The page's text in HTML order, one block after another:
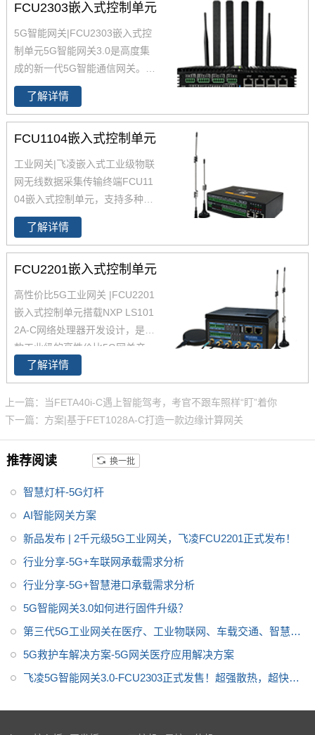
FCU2303嵌入式控制单元
5G智能网关|FCU2303嵌入式控
制单元5G智能网关3.0是高度集
成的新一代5G智能通信网关。
G智能网关高算力CPU，采用无
风扇设计，提供强大的边缘计算
能力的同时保证系统长时间稳定
运行。5G网关支持全网通5G模
广泛适用于智慧城市、智慧工
厂、智慧电力、智慧水务、智慧
农业、安防监控等行业。 软件采
的第三方组件Samba、Lighttp
d、虚拟化技术（Docker、LX
C、QEMU）、IPSEC、OpenSS
L等。提供开放的系统API，方便
用户二次开发。
了解详情
FCU1104嵌入式控制单元
工业网关|飞凌嵌入式工业级物联
网无线数据采集传输终端FCU11
04嵌入式控制单元，支持多种网
络协议；工业网关集成8路RS48
5 /RS232、2路以太网、4G、Wi
Fi、LoRa 等实用资源；Linux工
业网关支持二次开发；智能网关,
口防护设计，1.5KV隔离保护，E
SD 4级更稳定。网关多用于电力
监测，大气环境监测等。
了解详情
FCU2201嵌入式控制单元
高性价比5G工业网关 |FCU2201
嵌入式控制单元搭载NXP LS101
2A-C网络处理器开发设计，是一
款工业级的高性价比5G网关产
品，采用无风扇散热设计；CPU
主频1GHz，RAM 512MB，满足
一般边缘计算和数据转发的能
力；并支持Ubuntu18.04和Open
计；5G模组采用M.2封装可插拔
方式，可更换为4G模组做成本优
化；以及支持5个RS485接口，
适用于智慧工厂、智慧农业、智
慧城市、智慧医疗等领域，关于
传感器数据采集、网络摄像头图
上传等应用。
了解详情
上一篇：当FETA40i-C遇上智能驾考，考官不跟车照样“盯”着你
下一篇：方案|基于FET1028A-C打造一款边缘计算网关
推荐阅读 换一批
智慧灯杆-5G灯杆
AI智能网关方案
新品发布 | 2千元级5G工业网关，飞凌FCU2201正式发布！
行业分享-5G+车联网承载需求分析
行业分享-5G+智慧港口承载需求分析
5G智能网关3.0如何进行固件升级？
第三代5G工业网关在医疗、工业物联网、车载交通、智慧城
市中的智能应用
5G救护车解决方案-5G网关医疗应用解决方案
飞凌5G智能网关3.0-FCU2303正式发售！超强散热，超快升